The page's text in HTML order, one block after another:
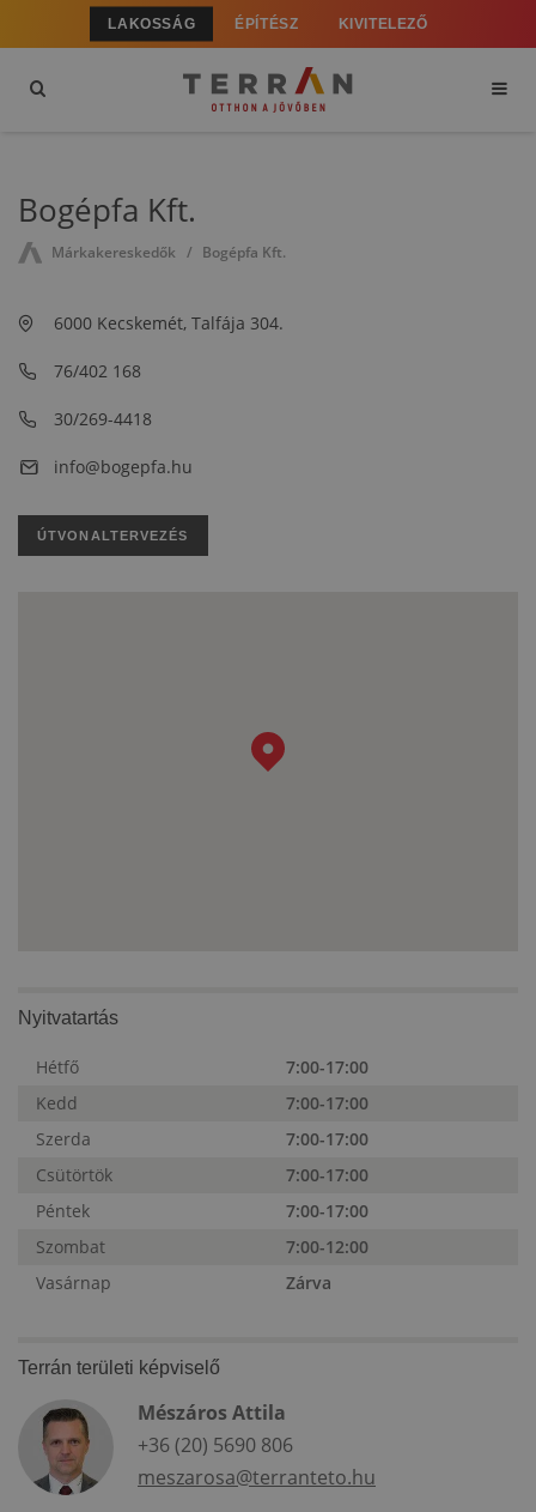
LAKOSSÁG ÉPÍTÉSZ KIVITELEZŐ
Bogépfa Kft.
Márkakereskedők Bogépfa Kft.
6000 Kecskemét, Talfája 304.
76/402 168
30/269-4418
info@bogepfa.hu
ÚTVONALTERVEZÉS
Nyitvatartás
Hétfő
7:00-17:00
Kedd
7:00-17:00
Szerda
7:00-17:00
Csütörtök
7:00-17:00
Péntek
7:00-17:00
Szombat
7:00-12:00
Vasárnap
Zárva
Terrán területi képviselő
Mészáros Attila
+36 (20) 5690 806
meszarosa@terranteto.hu